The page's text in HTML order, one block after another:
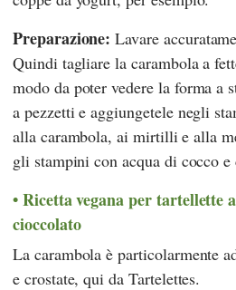
Preparazione: Lavare
Quindi tagliare la carambola a
modo da poter vedere la forma a
a pezzetti e aggiungetele negli
alla carambola, ai mirtilli e alla
gli stampini con acqua di cocco e
Ricetta vegana per tartellette
cioccolato
La carambola è particolarmente
e crostate, qui da Tartelettes.